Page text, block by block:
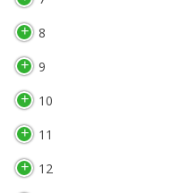
8
9
10
11
12